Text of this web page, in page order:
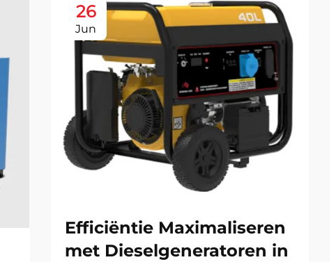
26
Jun
Efficiëntie Maximaliseren
met Dieselgeneratoren in